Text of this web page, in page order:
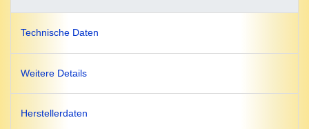
Technische Daten
Weitere Details
Herstellerdaten